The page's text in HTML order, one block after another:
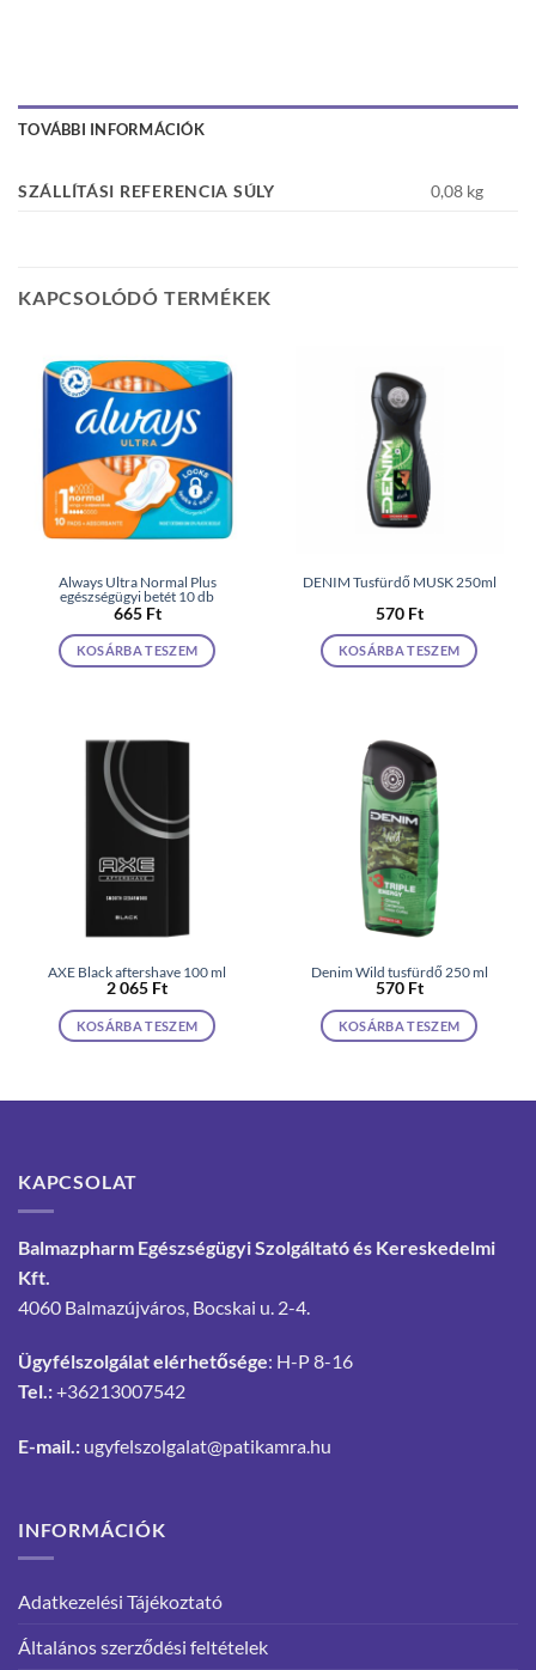
TOVÁBBI INFORMÁCIÓK
SZÁLLÍTÁSI REFERENCIA SÚLY 0,08 kg
KAPCSOLÓDÓ TERMÉKEK
Always Ultra Normal Plus
egészségügyi betét 10 db
665 Ft
KOSÁRBA TESZEM
DENIM Tusfürdő MUSK 250ml
570 Ft
KOSÁRBA TESZEM
AXE Black aftershave 100 ml
2 065 Ft
KOSÁRBA TESZEM
Denim Wild tusfürdő 250 ml
570 Ft
KOSÁRBA TESZEM
KAPCSOLAT
Balmazpharm Egészségügyi Szolgáltató és Kereskedelmi
Kft.
4060 Balmazújváros, Bocskai u. 2-4.
Ügyfélszolgálat elérhetősége: H-P 8-16
Tel.:+36213007542
E-mail.: ugyfelszolgalat@patikamra.hu
INFORMÁCIÓK
Adatkezelési Tájékoztató
Általános szerződési feltételek